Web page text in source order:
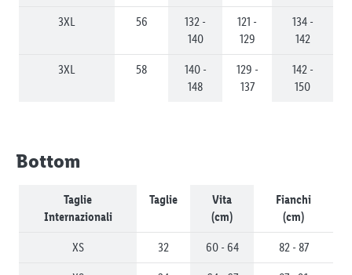
3XL 56
132 -
140
121 -
129
134 -
142
3XL 58
140 -
148
129 -
137
142 -
150
Bottom
Taglie
Internazionali
Taglie
Vita
(cm)
Fianchi
(cm)
XS 32 60 - 64 82 - 87